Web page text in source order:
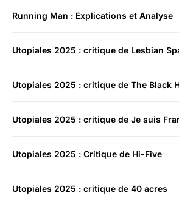
Running Man : Explications et Analyse
Utopiales 2025 : critique de Lesbian
Utopiales 2025 : critique de The Black
Utopiales 2025 : critique de Je suis
Utopiales 2025 : Critique de Hi-Five
Utopiales 2025 : critique de 40 acres